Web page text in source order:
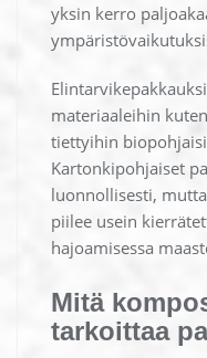
yksin kerro
materiaaleihin
tiettyihin
Kartonkipohjaiset
luonnollisesti,
piilee usein
hajoamisessa
Mitä
tarkoittaa